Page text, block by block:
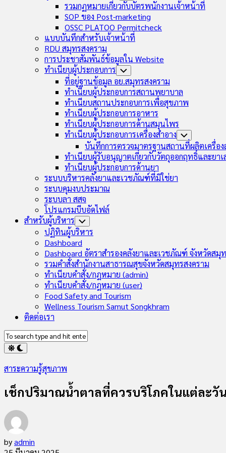
Child
Menu
รวมกฏหมายเกี่ยวกับบัตรพนักงานเจ้าหน้าที่
SOP ของ Post-marketing
OSSC PLATOO Permitcheck
แบบบันทึกสำหรับเจ้าหน้าที่
RDU สมุทรสงคราม
การประชาสัมพันธ์ข้อมูลใน Website
ทำเนียบผู้ประกอบการ Toggle
Child
Menu
ที่อยู่ฐานข้อมูล อย.สมุทรสงคราม
ทำเนียบผู้ประกอบการสถานพยาบาล
ทำเนียบสถานประกอบการเพื่อสุขภาพ
ทำเนียบผู้ประกอบการอาหาร
ทำเนียบผู้ประกอบการด้านสมุนไพร
ทำเนียบผู้ประกอบการเครื่องสำอาง Toggle
Child
Menu
บันทึกการตรวจมาตรฐานสถานที่ผลิตเครื่อง
ทำเนียบผู้รับอนุญาตเกี่ยวกับวัตถุออกฤทธิ์และยา
ทำเนียบผู้ประกอบการด้านยา
ระบบบริหารคลังยาและเวชภัณฑ์ที่มิใช่ยา
ระบบคุมงบประมาณ
ระบบลา สสจ
โปรแกรมบีบอัดไฟล์
สำหรับผู้บริหาร Toggle
Child
Menu
ปฏิทินผู้บริหาร
Dashboard
Dashboard อัตราสำรองคลังยาและเวชภัณฑ์ จังหวัดสมุ
รวมคำสั่งสำนักงานสาธารณสุขจังหวัดสมุทรสงคราม
ทำเนียบคำสั่ง/กฎหมาย (admin)
ทำเนียบคำสั่ง/กฎหมาย (user)
Food Safety and Tourism
Wellness Tourism Samut Songkhram
ติดต่อเรา
สาระความรู้สุขภาพ
เช็กปริมาณน้ำตาลที่ควรบริโภคในแต่ละวัน
byadmin